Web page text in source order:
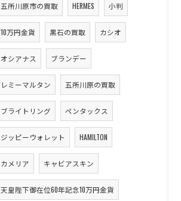
五所川原市の買取 HERMES 小判
10万円金貨 黒石の買取 カシオ
オシアナス ブランデー
レミーマルタン 五所川原の買取
ブライトリング ペンタックス
ジッピーウォレット HAMILTON
カメリア キャビアスキン
天皇陛下御在位60年記念10万円金貨